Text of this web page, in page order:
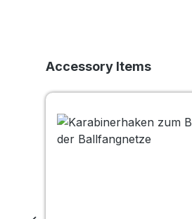
Produktgalerie überspringen
Accessory Items